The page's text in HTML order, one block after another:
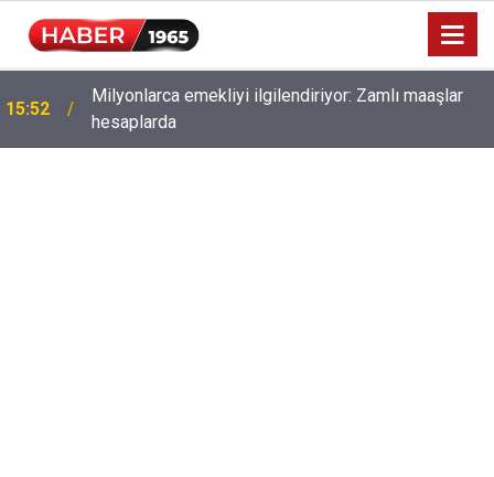
15:52
Milyonlarca emekliyi ilgilendiriyor: Zamlı maaşlar
hesaplarda